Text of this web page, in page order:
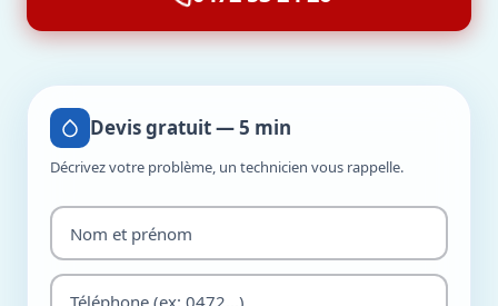
Devis gratuit — 5 min
Décrivez votre problème, un technicien vous rappelle.